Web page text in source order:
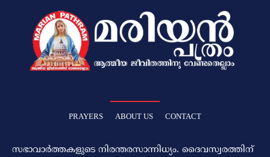
PRAYERS ABOUT US CONTACT
സഭാവാര്‍ത്തകളുടെ നിരന്തരസാന്നിധ്യം. ദൈവസ്വരത്തിന്‌